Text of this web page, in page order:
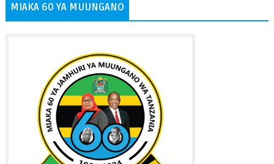
MIAKA 60 YA MUUNGANO